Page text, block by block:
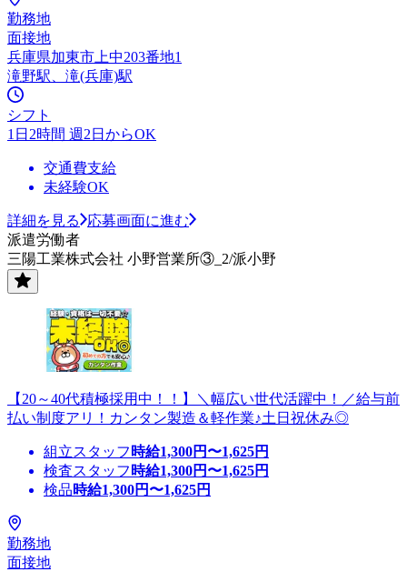
勤務地
面接地
兵庫県加東市上中203番地1
滝野駅、滝(兵庫)駅
シフト
1日2時間 週2日からOK
交通費支給
未経験OK
詳細を見る
応募画面に進む
派遣労働者
三陽工業株式会社 小野営業所③_2/派小野
【20～40代積極採用中！！】＼幅広い世代活躍中！／給与前
払い制度アリ！カンタン製造＆軽作業♪土日祝休み◎
組立スタッフ 時給1,300円〜1,625円
検査スタッフ 時給1,300円〜1,625円
検品時給1,300円〜1,625円
勤務地
面接地